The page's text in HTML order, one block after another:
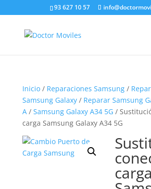
93 627 10 57
Inicio/ Reparaciones Samsung/
Samsung Galaxy/ Reparar Samsung
A/ Samsung Galaxy A34 5G/
carga Samsung Galaxy A34 5G
carga